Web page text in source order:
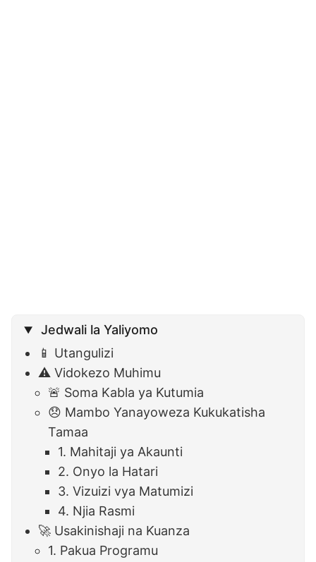
Jedwali la Yaliyomo
📱 Utangulizi
⚠️ Vidokezo Muhimu
🚨 Soma Kabla ya Kutumia
😞 Mambo Yanayoweza Kukukatisha
Tamaa
1. Mahitaji ya Akaunti
2. Onyo la Hatari
3. Vizuizi vya Matumizi
4. Njia Rasmi
🚀 Usakinishaji na Kuanza
1. Pakua Programu